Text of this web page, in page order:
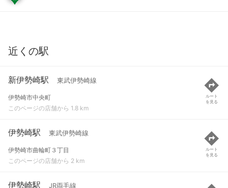
近くの駅
新伊勢崎駅 東武伊勢崎線
伊勢崎市中央町
このページの店舗から 1.8 km
ルート
を見る
伊勢崎駅 東武伊勢崎線
伊勢崎市曲輪町３丁目
このページの店舗から 2 km
ルート
を見る
伊勢崎駅 JR両毛線